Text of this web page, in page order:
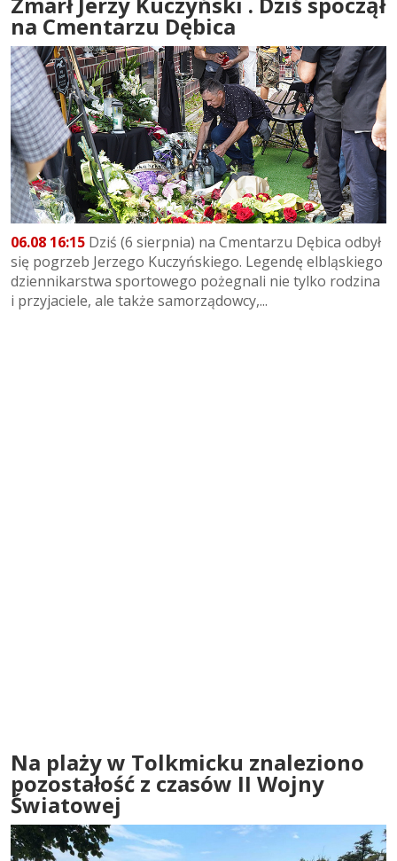
na Cmentarzu Dębica
06.08 16:15 Dziś (6 sierpnia) na Cmentarzu Dębica odbył
się pogrzeb Jerzego Kuczyńskiego. Legendę elbląskiego
dziennikarstwa sportowego pożegnali nie tylko rodzina
i przyjaciele, ale także samorządowcy,...
Na plaży w Tolkmicku znaleziono
pozostałość z czasów II Wojny
Światowej